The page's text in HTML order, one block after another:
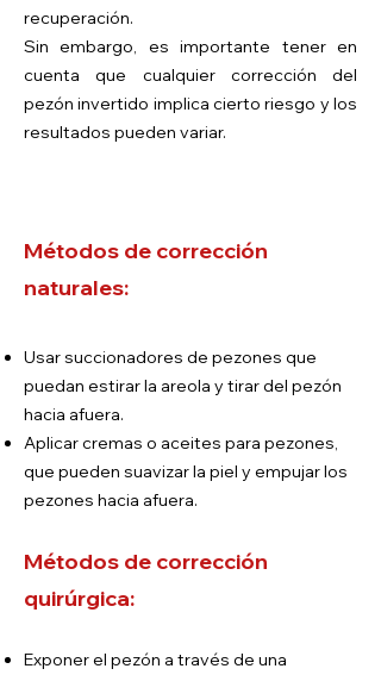
recuperación.
Sin embargo, es importante tener en
cuenta que cualquier corrección del
pezón invertido implica cierto riesgo y los
resultados pueden variar.
Métodos de corrección
naturales:
Usar succionadores de pezones que
puedan estirar la areola y tirar del pezón
hacia afuera.
Aplicar cremas o aceites para pezones,
que pueden suavizar la piel y empujar los
pezones hacia afuera.
Métodos de corrección
quirúrgica:
Exponer el pezón a través de una